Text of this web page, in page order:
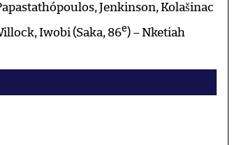
Jenkinson, Kolašinac
Iwobi (Saka, 86e) – Nketiah